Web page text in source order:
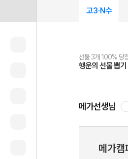
고3·N수
선물 3개 100% 당
행운의 선물 뽑기
선물 100% 증정!
메가스터디 X 올
여름방학 스터디 캐
메가런 썸머스쿨
2027 러셀 단과
강사 공개선발
스마트러닝앱
설문 EVENT
메가패스
3일 무료 체험권
메가패스 수강생 무
메가클럽 멤버십
사회공헌 캠페인
희망이룸 메가나눔
메가선생님
메가캠